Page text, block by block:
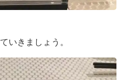
いきましょう。